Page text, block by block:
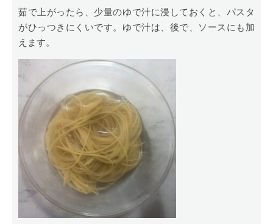
茹で上がったら、少量のゆで汁に浸しておくと、パスタ
がひっつきにくいです。ゆで汁は、後で、ソースにも加
えます。